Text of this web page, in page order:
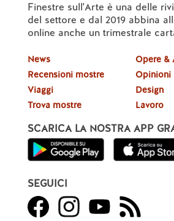
Finestre sull'Arte è una delle
del settore e dal 2019 abbina
online anche un trimestrale
News
Recensioni mostre
Viaggi
Trova mostre
Opere &
Opinioni
Design
Lavoro
SCARICA LA NOSTRA APP
SEGUICI